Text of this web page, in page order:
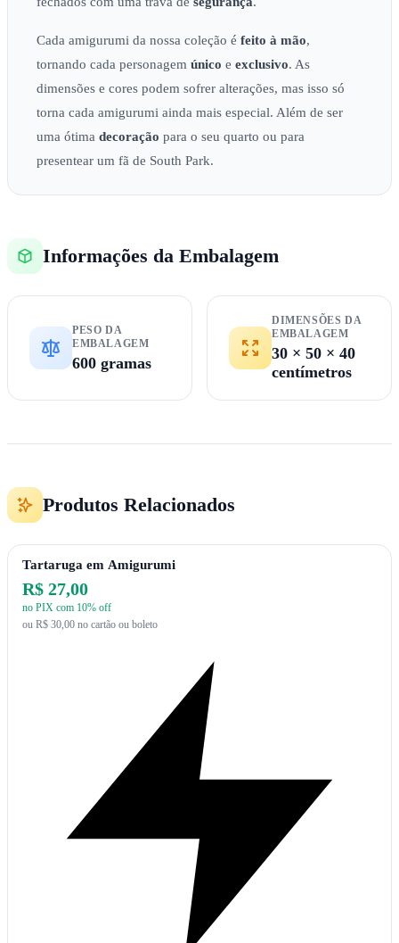
Cada amigurumi da nossa coleção é feito à mão,
tornando cada personagem único e exclusivo. As
dimensões e cores podem sofrer alterações, mas isso só
torna cada amigurumi ainda mais especial. Além de ser
uma ótima decoração para o seu quarto ou para
presentear um fã de South Park.
Informações da Embalagem
PESO DA
EMBALAGEM
600 gramas
DIMENSÕES DA
EMBALAGEM
30 × 50 × 40
centímetros
Produtos Relacionados
Tartaruga em Amigurumi
R$ 27,00
no PIX com 10% off
ou R$ 30,00 no cartão ou boleto